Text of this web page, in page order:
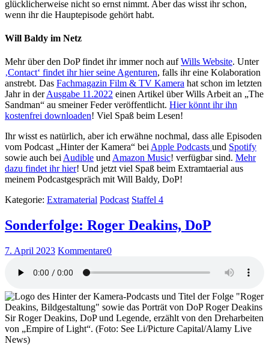
glücklicherweise nicht so ernst nimmt. Aber das wisst ihr schon,
wenn ihr die Hauptepisode gehört habt.
Will Baldy im Netz
Mehr über den DoP findet ihr immer noch aufWills Website. Unter
‚Contact‘ findet ihr hier seine Agenturen, falls ihr eine Kolaboration
anstrebt. Das Fachmagazin Film & TV Kamera hat schon im letzten
Jahr in derAusgabe 11.2022 einen Artikel über Wills Arbeit an „The
Sandman“ au smeiner Feder veröffentlicht. Hier könnt ihr ihn
kostenfrei downloaden! Viel Spaß beim Lesen!
Ihr wisst es natürlich, aber ich erwähne nochmal, dass alle Episoden
vom Podcast „Hinter der Kamera“ bei Apple Podcasts und Spotify
sowie auch bei Audible und Amazon Music! verfügbar sind. Mehr
dazu findet ihr hier! Und jetzt viel Spaß beim Extramtaerial aus
meinem Podcastgespräch mit Will Baldy, DoP!
Kategorie: Extramaterial Podcast Staffel 4
Sonderfolge: Roger Deakins, DoP
7. April 2023 Kommentare0
Sir Roger Deakins, DoP und Legende, erzählt von den Dreharbeiten
von „Empire of Light“. (Foto: See Li/Picture Capital/Alamy Live
News)